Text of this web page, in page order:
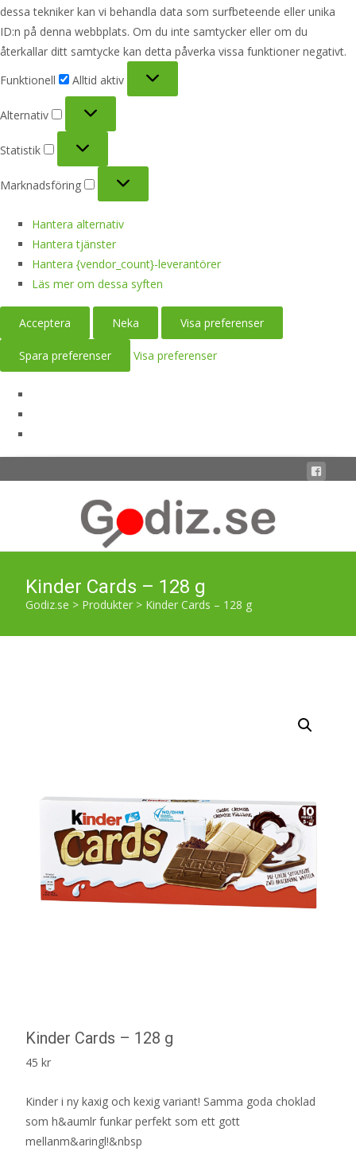
dessa tekniker kan vi behandla data som surfbeteende eller unika
ID:n på denna webbplats. Om du inte samtycker eller om du
återkallar ditt samtycke kan detta påverka vissa funktioner negativt.
Funktionell
Alltid aktiv
Alternativ
Statistik
Marknadsföring
Hantera alternativ
Hantera tjänster
Hantera {vendor_count}-leverantörer
Läs mer om dessa syften
Acceptera Neka Visa preferenser
Spara preferenser Visa preferenser
Kinder Cards – 128 g
Godiz.se > Produkter > Kinder Cards – 128 g
Kinder Cards – 128 g
45 kr
Kinder i ny kaxig och kexig variant! Samma goda choklad
som h&aumlr funkar perfekt som ett gott
mellanm&aringl!&nbsp